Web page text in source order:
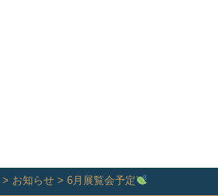
> お知らせ >6月展覧会予定